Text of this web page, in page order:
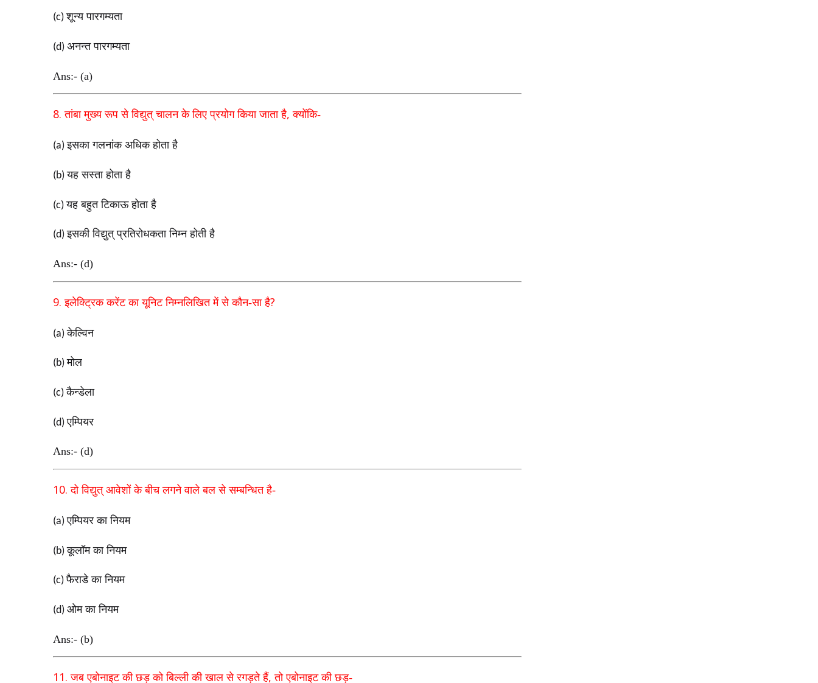
(c)शून्य पारगम्यता
(d) अनन्त पारगम्यता
Ans:- (a)
8.तांबा मुख्य रूप से विद्युत् चालन के लिए प्रयोग किया जाता है,क्योंकि-
(a)इसका गलनांक अधिक होता है
(b)यह सस्ता होता है
(c)यह बहुत टिकाऊ होता है
(d)इसकी विद्युत् प्रतिरोधकता निम्न होती है
Ans:- (d)
9.इलेक्ट्रिक करेंट का यूनिट निम्नलिखित में से कौन-सा है?
(a)केल्विन
(b)मोल
(c)कैन्डेला
(d)एम्पियर
Ans:- (d)
10.दो विद्युत् आवेशों के बीच लगने वाले बल से सम्बन्धित है-
(a)एम्पियर का नियम
(b)कूलॉम का नियम
(c)फैराडे का नियम
(d) ओम का नियम
Ans:- (b)
11.जब एबोनाइट की छड़ को बिल्ली की खाल से रगड़ते हैं,तो एबोनाइट की छड़-